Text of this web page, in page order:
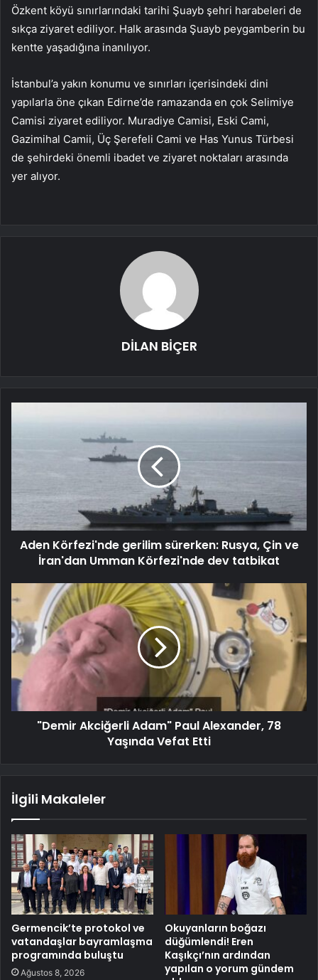
Özkent köyü sınırlarındaki tarihi Şuayb şehri harabeleri de
sıkça ziyaret ediliyor. Halk arasında Şuayb peygamberin bu
kentte yaşadığına inanılıyor.
İstanbul’a yakın konumu ve sınırları içerisindeki dini
yapılarla öne çıkan Edirne’de ramazanda en çok Selimiye
Camisi ziyaret ediliyor. Muradiye Camisi, Eski Cami,
Gazimihal Camii, Üç Şerefeli Cami ve Has Yunus Türbesi
de şehirdeki önemli ibadet ve ziyaret noktaları arasında
yer alıyor.
DİLAN BİÇER
Aden Körfezi'nde gerilim sürerken: Rusya, Çin ve
İran'dan Umman Körfezi'nde dev tatbikat
"Demir Akciğerli Adam" Paul Alexander, 78
Yaşında Vefat Etti
İlgili Makaleler
Germencik’te protokol ve
vatandaşlar bayramlaşma
programında buluştu
Ağustos 8, 2026
Okuyanların boğazı
düğümlendi! Eren
Kaşıkçı’nın ardından
yapılan o yorum gündem